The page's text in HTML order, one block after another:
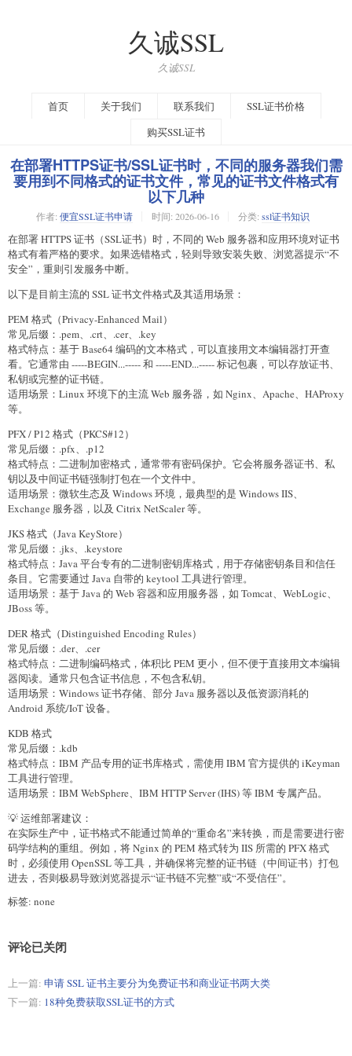
久诚SSL
久诚SSL
首页 关于我们 联系我们
SSL证书价格
购买SSL证书
在部署HTTPS证书/SSL证书时，不同的服务器我们需
要用到不同格式的证书文件，常见的证书文件格式有
以下几种
作者: 便宜SSL证书申请 时间: 2026-06-16 分类: ssl证书知识
在部署 HTTPS 证书（SSL证书）时，不同的 Web 服务器和应用环境对证书
格式有着严格的要求。如果选错格式，轻则导致安装失败、浏览器提示“不
安全”，重则引发服务中断。
以下是目前主流的 SSL 证书文件格式及其适用场景：
PEM 格式（Privacy-Enhanced Mail）
常见后缀：.pem、.crt、.cer、.key
格式特点：基于 Base64 编码的文本格式，可以直接用文本编辑器打开查
看。它通常由 -----BEGIN...----- 和 -----END...----- 标记包裹，可以存放证书、
私钥或完整的证书链。
适用场景：Linux 环境下的主流 Web 服务器，如 Nginx、Apache、HAProxy
等。
PFX / P12 格式（PKCS#12）
常见后缀：.pfx、.p12
格式特点：二进制加密格式，通常带有密码保护。它会将服务器证书、私
钥以及中间证书链强制打包在一个文件中。
适用场景：微软生态及 Windows 环境，最典型的是 Windows IIS、
Exchange 服务器，以及 Citrix NetScaler 等。
JKS 格式（Java KeyStore）
常见后缀：.jks、.keystore
格式特点：Java 平台专有的二进制密钥库格式，用于存储密钥条目和信任
条目。它需要通过 Java 自带的 keytool 工具进行管理。
适用场景：基于 Java 的 Web 容器和应用服务器，如 Tomcat、WebLogic、
JBoss 等。
DER 格式（Distinguished Encoding Rules）
常见后缀：.der、.cer
格式特点：二进制编码格式，体积比 PEM 更小，但不便于直接用文本编辑
器阅读。通常只包含证书信息，不包含私钥。
适用场景：Windows 证书存储、部分 Java 服务器以及低资源消耗的
Android 系统/IoT 设备。
KDB 格式
常见后缀：.kdb
格式特点：IBM 产品专用的证书库格式，需使用 IBM 官方提供的 iKeyman
工具进行管理。
适用场景：IBM WebSphere、IBM HTTP Server (IHS) 等 IBM 专属产品。
💡 运维部署建议：
在实际生产中，证书格式不能通过简单的“重命名”来转换，而是需要进行密
码学结构的重组。例如，将 Nginx 的 PEM 格式转为 IIS 所需的 PFX 格式
时，必须使用 OpenSSL 等工具，并确保将完整的证书链（中间证书）打包
进去，否则极易导致浏览器提示“证书链不完整”或“不受信任”。
标签: none
评论已关闭
上一篇: 申请 SSL 证书主要分为免费证书和商业证书两大类
下一篇: 18种免费获取SSL证书的方式